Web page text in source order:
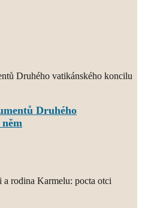
Druhého